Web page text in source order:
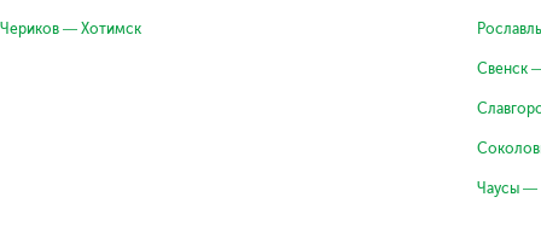
Чериков — Хотимск
Свенск
Чаусы —